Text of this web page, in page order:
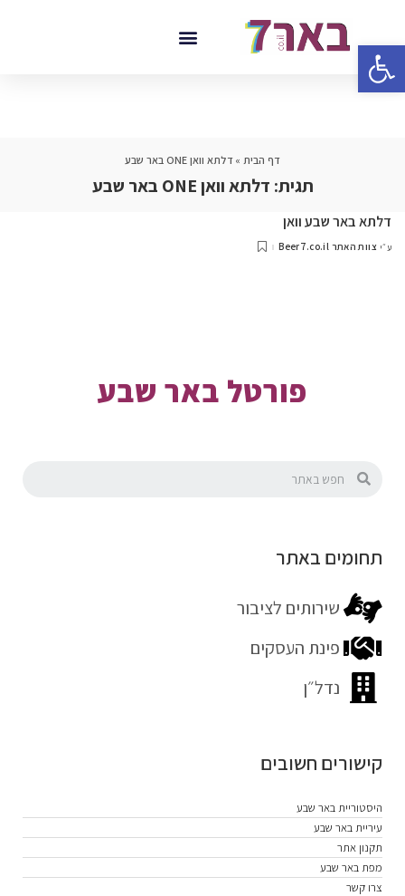
פתח סרגל נגישות
דף הבית »דלתא וואן ONE באר שבע
תגית: דלתא וואן ONE באר שבע
דלתא באר שבע וואן
ע״י צוות האתר Beer7.co.il
פורטל באר שבע
תחומים באתר
שירותים לציבור
פינת העסקים
נדל״ן
קישורים חשובים
היסטוריית באר שבע
עיריית באר שבע
תקנון אתר
מפת באר שבע
צרו קשר